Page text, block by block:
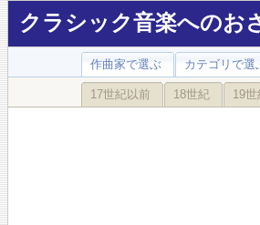
クラシック音楽へのお
作曲家で選ぶ カテゴリで選
17世紀以前 18世紀 19